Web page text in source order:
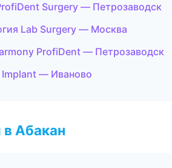
Surgery — Петрозаводск
Lab Surgery — Москва
ProfiDent — Петрозаводск
— Иваново
Абакан